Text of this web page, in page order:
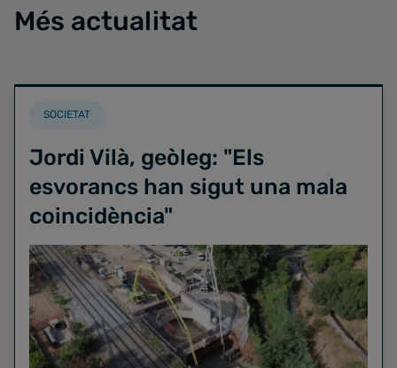
Més actualitat
SOCIETAT
Jordi Vilà, geòleg: "Els
esvorancs han sigut una mala
coincidència"